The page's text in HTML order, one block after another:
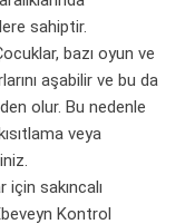
sahiptir.
bazı oyun ve
aşabilir ve bu da
olur. Bu nedenle
veya
için sakıncalı
Kontrol